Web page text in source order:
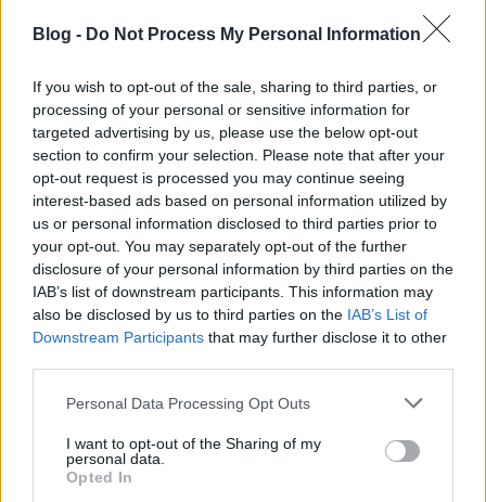
Blog - Do Not Process My Personal Information
If you wish to opt-out of the sale, sharing to third parties, or
processing of your personal or sensitive information for
targeted advertising by us, please use the below opt-out
section to confirm your selection. Please note that after your
opt-out request is processed you may continue seeing
interest-based ads based on personal information utilized by
us or personal information disclosed to third parties prior to
your opt-out. You may separately opt-out of the further
disclosure of your personal information by third parties on the
IAB’s list of downstream participants. This information may
also be disclosed by us to third parties on the IAB’s List of
Downstream Participants that may further disclose it to other
Please note that this website/app uses one or more Google
not limited to your visit or usage behaviour. You may click to
grant or deny consent to Google and its third-party tags to
use your data for below specified purposes in below Google
Personal Data Processing Opt Outs
I want to opt-out of the Sharing of my
personal data.
Opted In
François Pinaultfrancia milliárdos és fia,
olyan brandek vannak, mint az Yves Saint
Laurent, a Balenciaga, a Château Latour (a világ
5 bordeaux-i premier cru birtokának egyike),
illetve a Napa-völgyi Eisele Vineyard Estate, a
burgundiai Clos de Tart és az Észak-Rhone-ban
található Château Grillet
>>> Az öt ikonikus bordeaux-i château-rólITTírtunk
korábban.